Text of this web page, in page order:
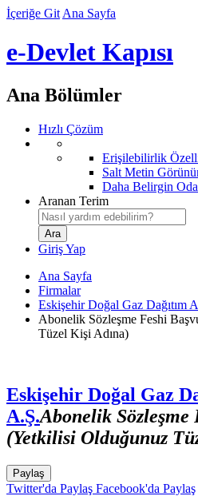
İçeriğe Git Ana Sayfa
e-Devlet Kapısı
Ana Bölümler
Hızlı Çözüm
Erişilebilirlik
Salt Metin
Daha Belirgin
Aranan Terim
Giriş Yap
Ana Sayfa
Firmalar
Eskişehir Doğal Gaz Dağıtım
Abonelik Sözleşme Feshi
Tüzel Kişi Adına)
Eskişehir Doğal Gaz
A.Ş.Abonelik Sözleşme
(Yetkilisi Olduğunuz
Paylaş
Twitter'da Paylaş Facebook'da Paylaş